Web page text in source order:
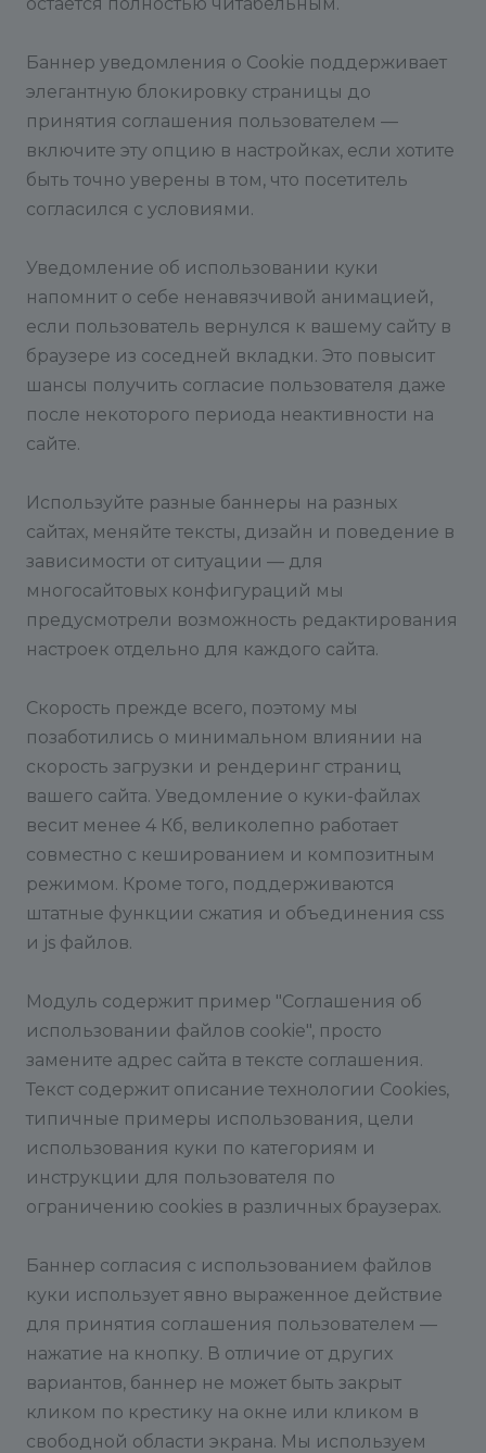
Баннер уведомления о Cookie поддерживает
элегантную блокировку страницы до
принятия соглашения пользователем —
включите эту опцию в настройках, если хотите
быть точно уверены в том, что посетитель
согласился с условиями.
Уведомление об использовании куки
напомнит о себе ненавязчивой анимацией,
если пользователь вернулся к вашему сайту в
браузере из соседней вкладки. Это повысит
шансы получить согласие пользователя даже
после некоторого периода неактивности на
сайте.
Используйте разные баннеры на разных
сайтах, меняйте тексты, дизайн и поведение в
зависимости от ситуации — для
многосайтовых конфигураций мы
предусмотрели возможность редактирования
настроек отдельно для каждого сайта.
Скорость прежде всего, поэтому мы
позаботились о минимальном влиянии на
скорость загрузки и рендеринг страниц
вашего сайта. Уведомление о куки-файлах
весит менее 4 Кб, великолепно работает
совместно с кешированием и композитным
режимом. Кроме того, поддерживаются
штатные функции сжатия и объединения css
и js файлов.
Модуль содержит пример "Соглашения об
использовании файлов cookie", просто
замените адрес сайта в тексте соглашения.
Текст содержит описание технологии Cookies,
типичные примеры использования, цели
использования куки по категориям и
инструкции для пользователя по
ограничению cookies в различных браузерах.
Баннер согласия с использованием файлов
куки использует явно выраженное действие
для принятия соглашения пользователем —
нажатие на кнопку. В отличие от других
вариантов, баннер не может быть закрыт
кликом по крестику на окне или кликом в
свободной области экрана. Мы используем